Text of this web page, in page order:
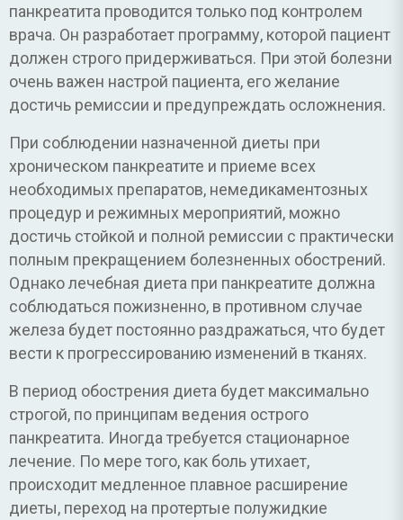
панкреатита проводится только под контролем
врача. Он разработает программу, которой пациент
должен строго придерживаться. При этой болезни
очень важен настрой пациента, его желание
достичь ремиссии и предупреждать осложнения.
При соблюдении назначенной диеты при
хроническом панкреатите и приеме всех
необходимых препаратов, немедикаментозных
процедур и режимных мероприятий, можно
достичь стойкой и полной ремиссии с практически
полным прекращением болезненных обострений.
Однако лечебная диета при панкреатите должна
соблюдаться пожизненно, в противном случае
железа будет постоянно раздражаться, что будет
вести к прогрессированию изменений в тканях.
В период обострения диета будет максимально
строгой, по принципам ведения острого
панкреатита. Иногда требуется стационарное
лечение. По мере того, как боль утихает,
происходит медленное плавное расширение
диеты, переход на протертые полужидкие